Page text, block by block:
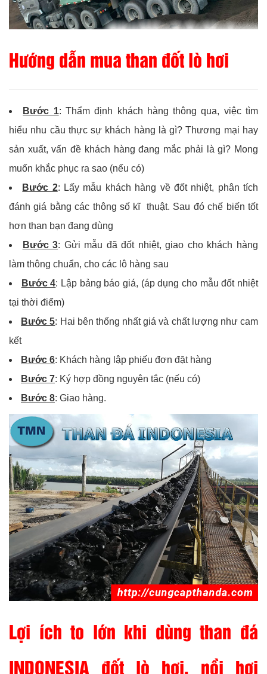
Hướng dẫn mua than đốt lò hơi
Bước 1: Thẩm định khách hàng thông qua, việc tìm
hiểu nhu cầu thực sự khách hàng là gì? Thương mại hay
sản xuất, vấn đề khách hàng đang mắc phải là gì? Mong
muốn khắc phục ra sao (nếu có)
Bước 2: Lấy mẫu khách hàng về đốt nhiệt, phân tích
đánh giá bằng các thông số kĩ thuật. Sau đó chế biến tốt
hơn than bạn đang dùng
Bước 3: Gửi mẫu đã đốt nhiệt, giao cho khách hàng
làm thông chuẩn, cho các lô hàng sau
Bước 4: Lập bảng báo giá, (áp dụng cho mẫu đốt nhiệt
tại thời điểm)
Bước 5: Hai bên thống nhất giá và chất lượng như cam
kết
Bước 6: Khách hàng lập phiếu đơn đặt hàng
Bước 7: Ký hợp đồng nguyên tắc (nếu có)
Bước 8: Giao hàng.
Lợi ích to lớn khi dùng than đá
INDONESIA đốt lò hơi, nồi hơi